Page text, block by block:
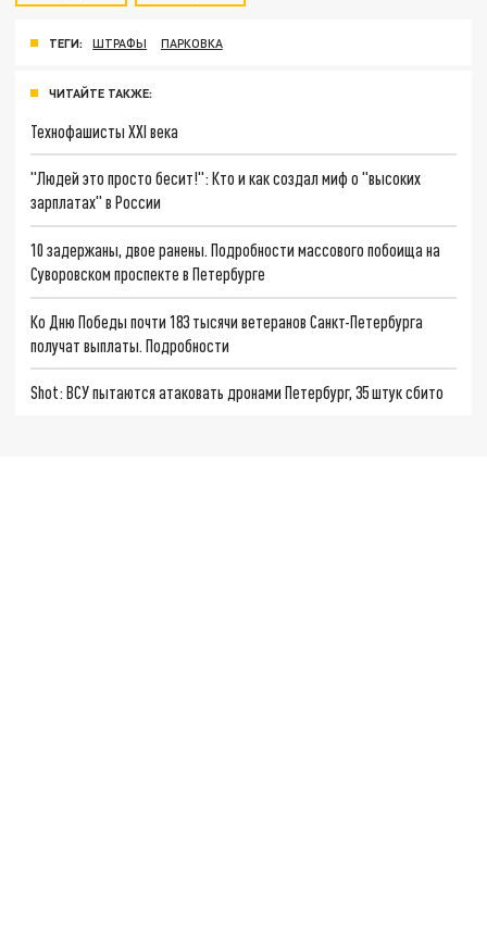
ТЕГИ: ШТРАФЫ ПАРКОВКА
ЧИТАЙТЕ ТАКЖЕ:
Технофашисты XXI века
"Людей это просто бесит!": Кто и как создал миф о "высоких
зарплатах" в России
10 задержаны, двое ранены. Подробности массового побоища на
Суворовском проспекте в Петербурге
Ко Дню Победы почти 183 тысячи ветеранов Санкт-Петербурга
получат выплаты. Подробности
Shot: ВСУ пытаются атаковать дронами Петербург, 35 штук сбито